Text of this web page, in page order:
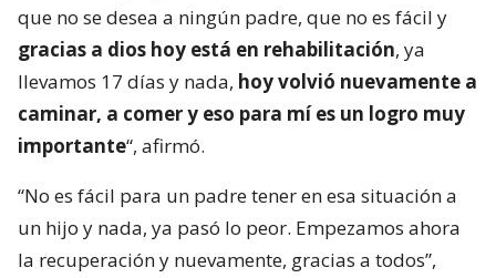
que no se desea a ningún padre, que no es fácil y
gracias a dios hoy está en rehabilitación, ya
llevamos 17 días y nada, hoy volvió nuevamente a
caminar, a comer y eso para mí es un logro muy
importante“, afirmó.
“No es fácil para un padre tener en esa situación a
un hijo y nada, ya pasó lo peor. Empezamos ahora
la recuperación y nuevamente, gracias a todos”,